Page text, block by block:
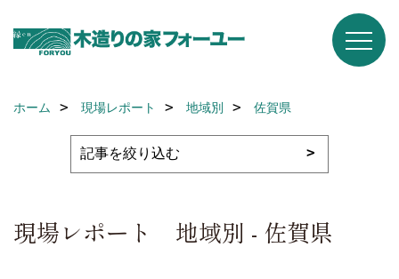
ホーム 現場レポート 地域別 佐賀県
現場レポート 地域別 - 佐賀県